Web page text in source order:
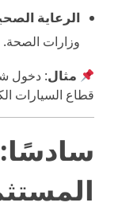
الرعاية
وزارات الصحة.
مثال: دخول
قطاع السيارات